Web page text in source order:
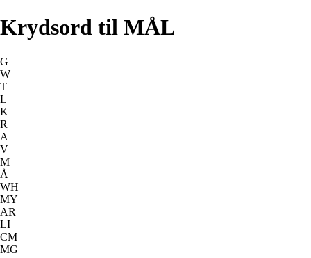
Krydsord til MÅL
G
W
T
L
K
R
A
V
M
Å
WH
MY
AR
LI
CM
MG